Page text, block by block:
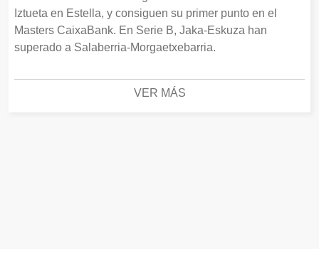
Iztueta en Estella, y consiguen su primer punto en el
Masters CaixaBank. En Serie B, Jaka-Eskuza han
superado a Salaberria-Morgaetxebarria.
VER MÁS